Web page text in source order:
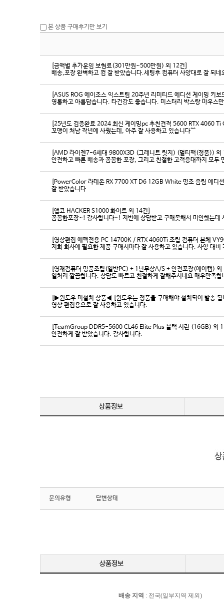
본 상품 구매후기만 보기
[금액별 추가운임 보험료(301만원~500만원) 외 12건]
배송,포장 완벽하고 컴 잘 받았습니다.세팅후 컴퓨터 사양대로 잘 되
[ASUS ROG 에이조스 익스트림 20주년 리미티드 에디션 게이밍 키
영롱하고 아름답습니다. 타건감도 좋습니다. 미스터리 박스랑 마우스
[25년도 검증완료 2024 최신 게이밍pc 추천견적 5600 RTX 4060
꼬맹이 처남 작년에 사줬는데, 아주 잘 사용하고 있습니다^^
[AMD 라이젠7-6세대 9800X3D (그래니트 릿지) (멀티팩(정품)) 외
[PowerColor 라데온 RX 7700 XT D6 12GB White 명조 음림 에디
잘 받았습니다
[앱코 HACKER S1000 화이트 외 14건]
꼼꼼한포장~! 감사합니다~! 저번에 상담받고 구매못해서 미안했는
[영상편집 에펙전용 PC 14700K / RTX 4060Ti 조립 컴퓨터 본체
[영재컴퓨터 명품조립(일반PC) + 1년무상A/S + 안전포장(에어캡)
일처리 깔끔합니다. 상담도 빠르고 친절하게 잘해주시네요 매우만족
[▶윈도우 미설치 상품◀ [윈도우는 정품을 구매해야 설치되어 발송
영상 편집용으로 잘 사용하고 있습니다.
[TeamGroup DDR5-5600 CL46 Elite Plus 블랙 서린 (16GB) 외
안전하게 잘 받았습니다. 감사합니다.
문의유형 답변상태
배송 지역 : 전국(일부지역 제외)